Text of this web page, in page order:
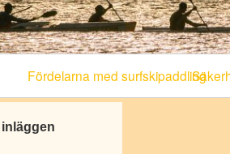
Fördelarna med surfskipaddling